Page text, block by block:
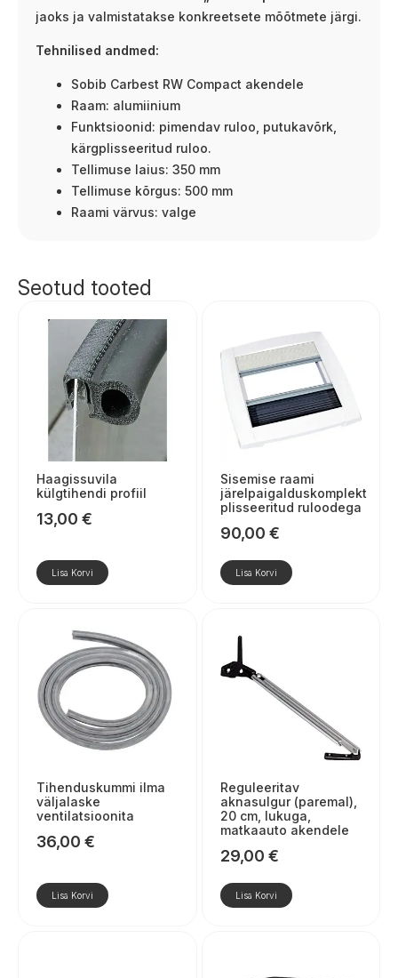
jaoks ja valmistatakse konkreetsete mõõtmete järgi.
Tehnilised andmed:
Sobib Carbest RW Compact akendele
Raam: alumiinium
Funktsioonid: pimendav ruloo, putukavõrk,
kärgplisseeritud ruloo.
Tellimuse laius: 350 mm
Tellimuse kõrgus: 500 mm
Raami värvus: valge
Seotud tooted
Haagissuvila
külgtihendi profiil
13,00 €
Lisa Korvi
Sisemise raami
järelpaigalduskomplekt
plisseeritud ruloodega
90,00 €
Lisa Korvi
Tihenduskummi ilma
väljalaske
ventilatsioonita
36,00 €
Lisa Korvi
Reguleeritav
aknasulgur (paremal),
20 cm, lukuga,
matkaauto akendele
29,00 €
Lisa Korvi